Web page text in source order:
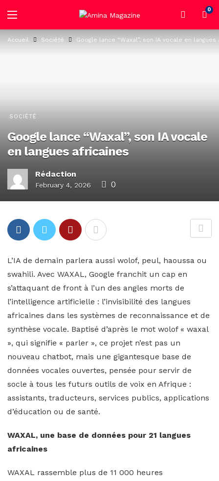
0
Accueil Société Google lance “Waxal”, son IA vocale en
SOCIÉTÉ
Google lance “Waxal”, son IA vocale
en langues africaines
Rédaction
February 4, 2026 0
L’IA de demain parlera aussi wolof, peul, haoussa ou
swahili. Avec WAXAL, Google franchit un cap en
s’attaquant de front à l’un des angles morts de
l’intelligence artificielle : l’invisibilité des langues
africaines dans les systèmes de reconnaissance et de
synthèse vocale. Baptisé d’après le mot wolof « waxal
», qui signifie « parler », ce projet n’est pas un
nouveau chatbot, mais une gigantesque base de
données vocales ouvertes, pensée pour servir de
socle à tous les futurs outils de voix en Afrique :
assistants, traducteurs, services publics, applications
d’éducation ou de santé.
WAXAL, une base de données pour 21 langues
africaines
WAXAL rassemble plus de 11 000 heures